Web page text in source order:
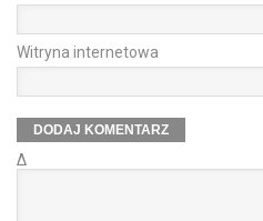
Witryna internetowa
Δ